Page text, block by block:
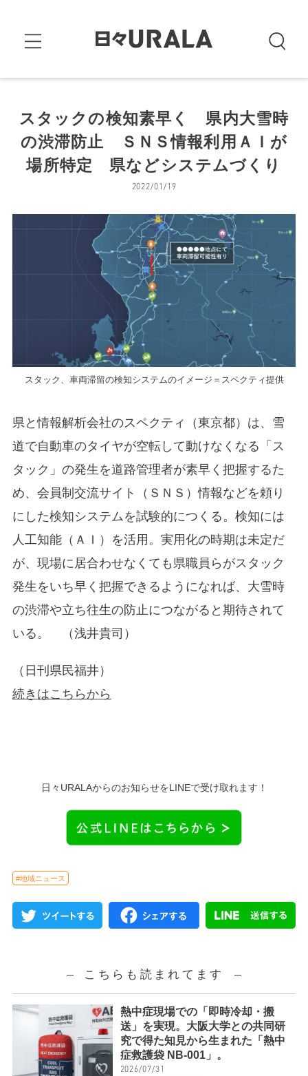
スタックの検知素早く 県内大雪時
の渋滞防止 ＳＮＳ情報利用ＡＩが
場所特定 県などシステムづくり
2022/01/19
スタック、車両滞留の検知システムのイメージ＝スペクティ提供
県と情報解析会社のスペクティ（東京都）は、雪
道で自動車のタイヤが空転して動けなくなる「ス
タック」の発生を道路管理者が素早く把握するた
め、会員制交流サイト（ＳＮＳ）情報などを頼り
にした検知システムを試験的につくる。検知には
人工知能（ＡＩ）を活用。実用化の時期は未定だ
が、現場に居合わせなくても県職員らがスタック
発生をいち早く把握できるようになれば、大雪時
の渋滞や立ち往生の防止につながると期待されて
いる。 （浅井貴司）
（日刊県民福井）
続きはこちらから
日々URALAからのお知らせをLINEで受け取れます！
#地域ニュース
こちらも読まれてます
熱中症現場での「即時冷却・搬
送」を実現。大阪大学との共同研
究で得た知見から生まれた「熱中
症救護袋 NB-001」。
2026/07/31